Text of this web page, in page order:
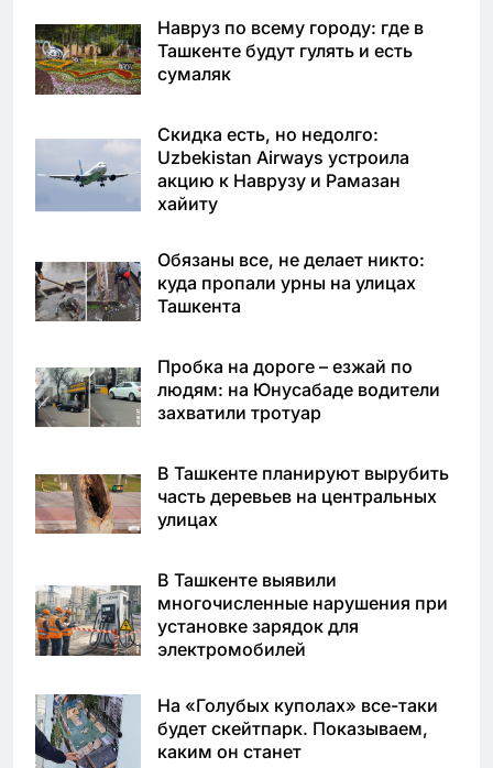
Навруз по всему городу: где в
Ташкенте будут гулять и есть
сумаляк
Скидка есть, но недолго:
Uzbekistan Airways устроила
акцию к Наврузу и Рамазан
хайиту
Обязаны все, не делает никто:
куда пропали урны на улицах
Ташкента
Пробка на дороге – езжай по
людям: на Юнусабаде водители
захватили тротуар
В Ташкенте планируют вырубить
часть деревьев на центральных
улицах
В Ташкенте выявили
многочисленные нарушения при
установке зарядок для
электромобилей
На «Голубых куполах» все-таки
будет скейтпарк. Показываем,
каким он станет